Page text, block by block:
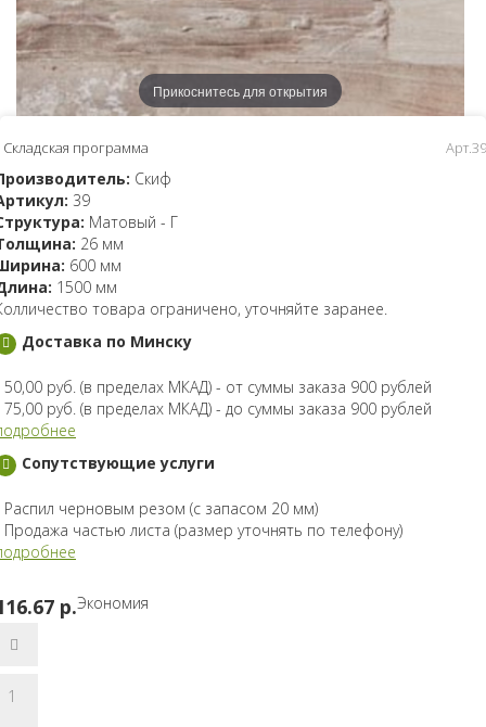
Прикоснитесь для открытия
Складская программа
Скиф
39
Матовый - Г
26 мм
600 мм
1500 мм
товара ограничено, уточняйте заранее.
Доставка по Минску
50,00 руб. (в пределах МКАД) - от суммы заказа 900 рублей
75,00 руб. (в пределах МКАД) - до суммы заказа 900 рублей
Сопутствующие услуги
Распил черновым резом (с запасом 20 мм)
Продажа частью листа (размер уточнять по телефону)
p.Экономия